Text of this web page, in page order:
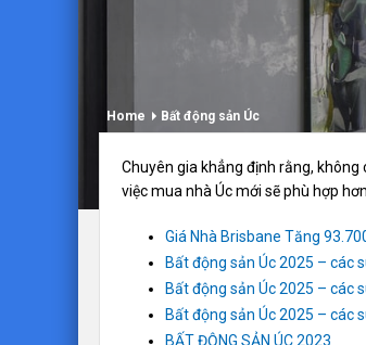
Home Bất động sản Úc
Chuyên gia khẳng định rằng,
việc mua nhà Úc mới sẽ phù hợp
Giá Nhà Brisbane Tăng
Bất động sản Úc 2025 – các
Bất động sản Úc 2025 – các
Bất động sản Úc 2025 – các
BẤT ĐỘNG SẢN ÚC 2023